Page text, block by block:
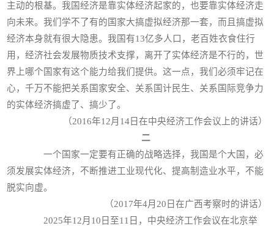
主动的根基。我国经济是靠实体经济起家的，也要靠实体经济走
向未来。我们学不了有的国家大搞虚拟经济那一套，而且搞虚拟
经济本身就有很大隐患。我国有13亿多人口，老百姓衣食住行
用，经济社会发展物质技术支撑，离开了实体经济是不行的，世
界上哪个国家有这个能力给我们提供。这一点，我们必须牢记在
心，千万不能把关系国家安全、关系国计民生、关系国际竞争力
的实体经济搞虚了、搞少了。
（2016年12月14日在中央经济工作会议上的讲话）
二
一个国家一定要有正确的战略选择，我国是个大国，必
须发展实体经济，不断推进工业现代化、提高制造业水平，不能
脱实向虚。
（2017年4月20日在广西考察时的讲话）
2025年12月10日至11日，中央经济工作会议在北京举